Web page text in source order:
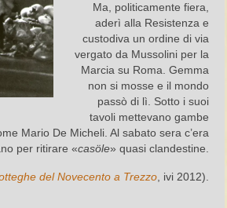
Ma, politicamente fiera,
aderì alla Resistenza e
custodiva un ordine di via
vergato da Mussolini per la
Marcia su Roma. Gemma
non si mosse e il mondo
passò di lì. Sotto i suoi
tavoli mettevano gambe
Mario De Micheli. Al sabato sera c’era
per ritirare «casöle» quasi clandestine.
del Novecento a Trezzo, ivi 2012).